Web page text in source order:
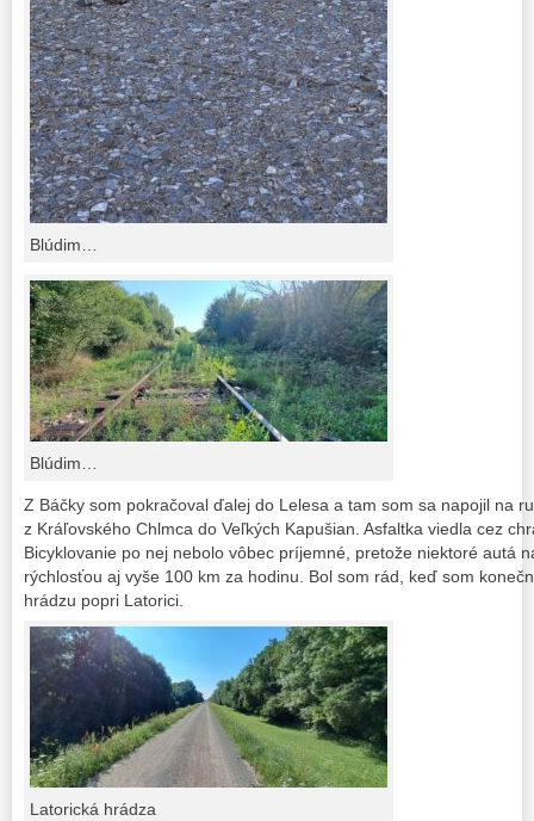
Blúdim…
Blúdim…
Z Báčky som pokračoval ďalej do Lelesa a tam som sa napojil na
z Kráľovského Chlmca do Veľkých Kapušian. Asfaltka viedla cez
Bicyklovanie po nej nebolo vôbec príjemné, pretože niektoré autá
rýchlosťou aj vyše 100 km za hodinu. Bol som rád, keď som
hrádzu popri Latorici.
Latorická hrádza